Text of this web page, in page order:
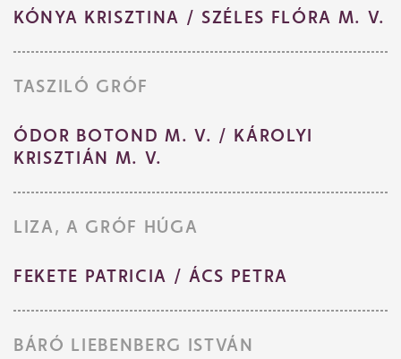
KÓNYA KRISZTINA / SZÉLES FLÓRA M. V.
TASZILÓ GRÓF
ÓDOR BOTOND M. V. / KÁROLYI
KRISZTIÁN M. V.
LIZA, A GRÓF HÚGA
FEKETE PATRICIA / ÁCS PETRA
BÁRÓ LIEBENBERG ISTVÁN